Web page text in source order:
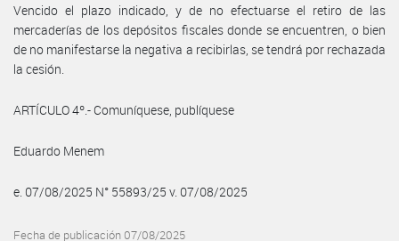
Vencido el plazo indicado, y de no efectuarse el retiro de las
mercaderías de los depósitos fiscales donde se encuentren, o bien
de no manifestarse la negativa a recibirlas, se tendrá por rechazada
la cesión.
ARTÍCULO 4º.- Comuníquese, publíquese
Eduardo Menem
e. 07/08/2025 N° 55893/25 v. 07/08/2025
Fecha de publicación 07/08/2025